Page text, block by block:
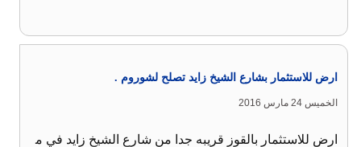
ارض للاستثمار بشارع الشيخ زايد تصلح لشوروم .
الخميس 24 مارس 2016
ارض للاستثمار بالقوز قريبه جدا من شارع الشيخ زايد في م